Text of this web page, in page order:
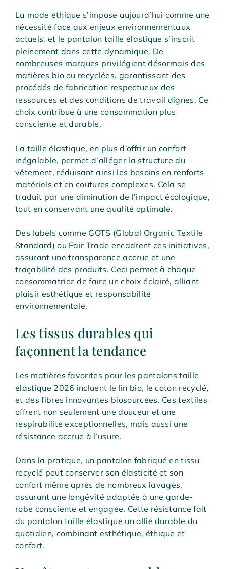
La mode éthique s’impose aujourd’hui comme une
nécessité face aux enjeux environnementaux
actuels, et le pantalon taille élastique s’inscrit
pleinement dans cette dynamique. De
nombreuses marques privilégient désormais des
matières bio ou recyclées, garantissant des
procédés de fabrication respectueux des
ressources et des conditions de travail dignes. Ce
choix contribue à une consommation plus
consciente et durable.
La taille élastique, en plus d’offrir un confort
inégalable, permet d’alléger la structure du
vêtement, réduisant ainsi les besoins en renforts
matériels et en coutures complexes. Cela se
traduit par une diminution de l’impact écologique,
tout en conservant une qualité optimale.
Des labels comme GOTS (Global Organic Textile
Standard) ou Fair Trade encadrent ces initiatives,
assurant une transparence accrue et une
traçabilité des produits. Ceci permet à chaque
consommatrice de faire un choix éclairé, alliant
plaisir esthétique et responsabilité
environnementale.
Les tissus durables qui
façonnent la tendance
Les matières favorites pour les pantalons taille
élastique 2026 incluent le lin bio, le coton recyclé,
et des fibres innovantes biosourcées. Ces textiles
offrent non seulement une douceur et une
respirabilité exceptionnelles, mais aussi une
résistance accrue à l’usure.
Dans la pratique, un pantalon fabriqué en tissu
recyclé peut conserver son élasticité et son
confort même après de nombreux lavages,
assurant une longévité adaptée à une garde-
robe consciente et engagée. Cette résistance fait
du pantalon taille élastique un allié durable du
quotidien, combinant esthétique, éthique et
confort.